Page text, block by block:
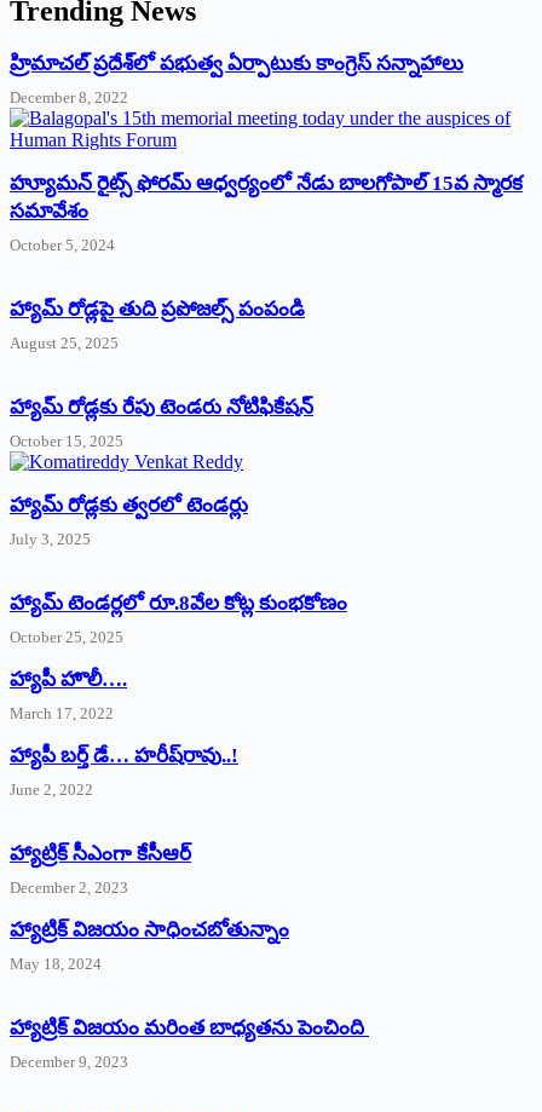
Trending News
‌హ్రిమాచల్‌ ‌ప్రదేశ్‌లో పభుత్వ ఏర్పాటుకు కాంగ్రెస్‌ ‌సన్నాహాలు
December 8, 2022
హ్యూమన్‌ రైట్స్‌ ఫోరమ్‌ ఆధ్వర్యంలో నేడు బాలగోపాల్‌ 15వ స్మారక
సమావేశం
October 5, 2024
హ్యామ్‌ రోడ్లపై తుది ప్రపోజల్స్‌ పంపండి
August 25, 2025
హ్యామ్‌ రోడ్లకు రేపు టెండరు నోటిఫికేషన్‌
October 15, 2025
హ్యామ్‌ రోడ్లకు త్వరలో టెండర్లు
July 3, 2025
హ్యామ్‌ ‌టెండర్లలో రూ.8వేల కోట్ల కుంభకోణం
October 25, 2025
హ్యాపీ హొలీ….
March 17, 2022
హ్యాపీ బర్త్ ‌డే… హరీష్‌రావు..!
June 2, 2022
హ్యాట్రిక్‌ ‌సీఎంగా కేసీఆర్‌
December 2, 2023
హ్యాట్రిక్‌ విజయం సాధించబోతున్నాం
May 18, 2024
హ్యాట్రిక్ విజయం మరింత బాధ్యతను పెంచింది
December 9, 2023